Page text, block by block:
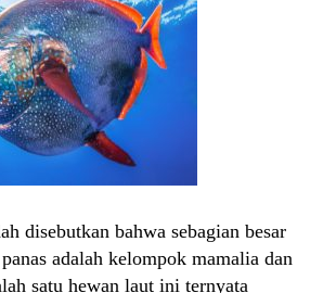
disebutkan bahwa sebagian besar
adalah kelompok mamalia dan
satu hewan laut ini ternyata